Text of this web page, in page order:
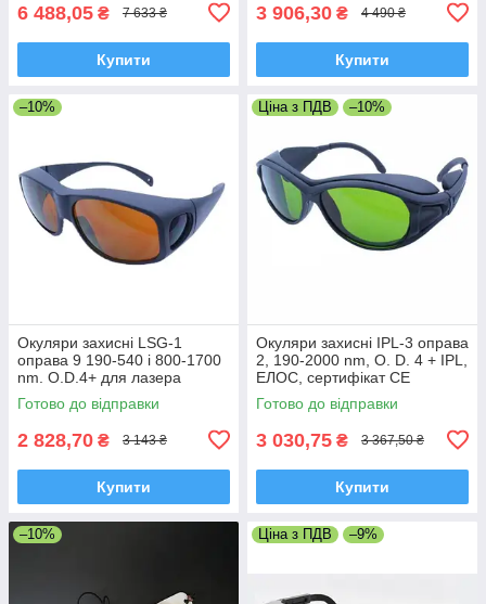
6 488,05 ₴ 7 633 ₴
Купити
3 906,30 ₴ 4 490 ₴
Купити
–10%
Окуляри захисні LSG-1
оправа 9 190-540 і 800-1700
nm. O.D.4+ для лазера
діодного, неодимового,
сертифікат СЕ
Готово до відправки
2 828,70 ₴ 3 143 ₴
Купити
Ціна з ПДВ –10%
Окуляри захисні IPL-3 оправа
2, 190-2000 nm, O. D. 4 + IPL,
ЕЛОС, сертифікат СЕ
Готово до відправки
3 030,75 ₴ 3 367,50 ₴
Купити
–10% Ціна з ПДВ –9%